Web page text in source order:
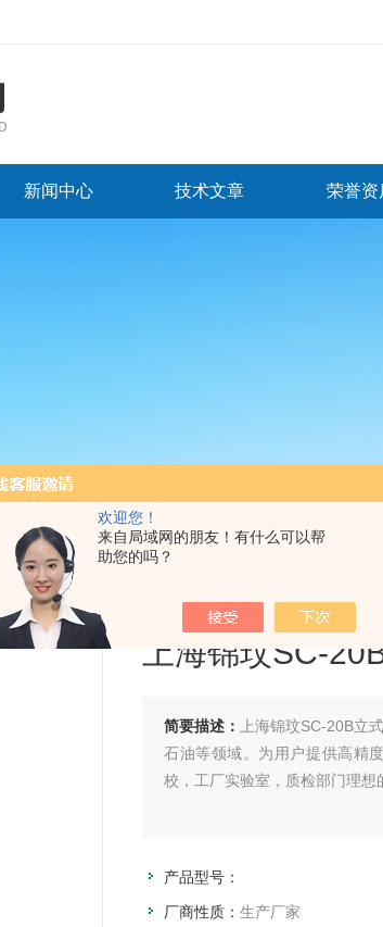
欢迎您！
来自局域网的朋友！有什么可以帮
助您的吗？
新闻中心 技术文章 荣誉资
恒温油槽/高温恒温槽 > 上海锦玟SC-20B立式恒温油
上海锦玟SC-
简要描述：
上海锦玟SC-20B立
石油等领域。为用户提供高精
校，工厂实验室，质检部门理想
产品型号：
厂商性质： 生产厂家